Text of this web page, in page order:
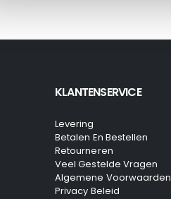
KLANTENSERVICE
Levering
Betalen En Bestellen
Retourneren
Veel Gestelde Vragen
Algemene Voorwaarden
Privacy Beleid